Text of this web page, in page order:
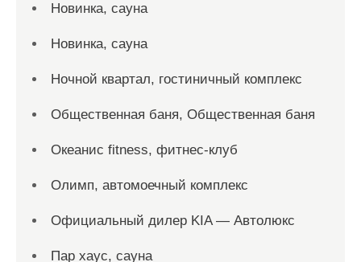
Новинка, сауна
Новинка, сауна
Ночной квартал, гостиничный комплекс
Общественная баня, Общественная баня
Океанис fitness, фитнес-клуб
Олимп, автомоечный комплекс
Официальный дилер KIA — Автолюкс
Пар хаус, сауна